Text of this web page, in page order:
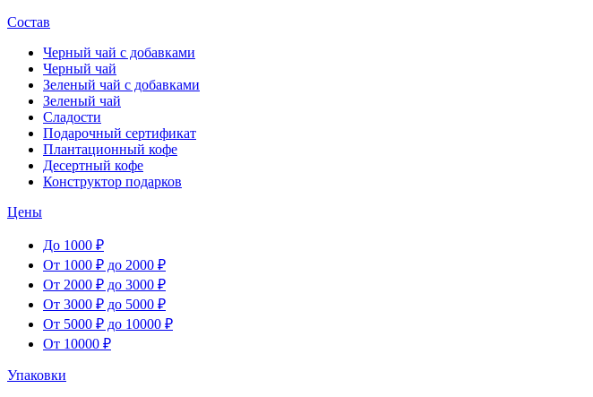
Состав
Черный чай с добавками
Черный чай
Зеленый чай с добавками
Зеленый чай
Сладости
Подарочный сертификат
Плантационный кофе
Десертный кофе
Конструктор подарков
Цены
До 1000 ₽
От 1000 ₽ до 2000 ₽
От 2000 ₽ до 3000 ₽
От 3000 ₽ до 5000 ₽
От 5000 ₽ до 10000 ₽
От 10000 ₽
Упаковки